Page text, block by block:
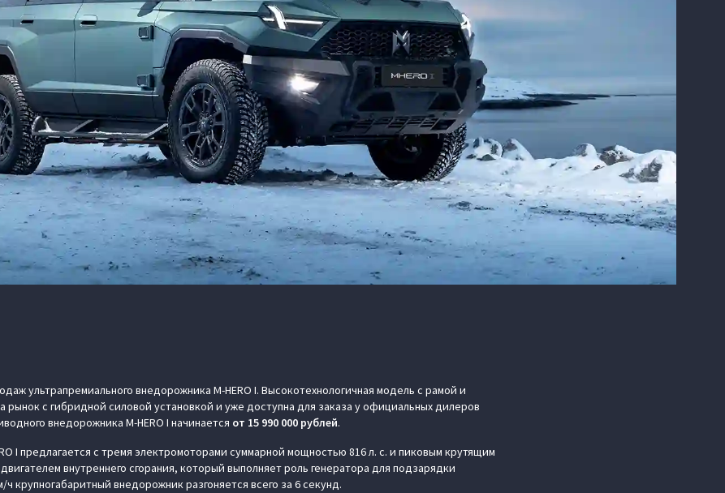
ультрапремиального внедорожника M-HERO I. Высокотехнологичная модель с рамой и
рынок с гибридной силовой установкой и уже доступна для заказа у официальных дилеров
внедорожника M‑HERO I начинается от 15 990 000 рублей.
I предлагается с тремя электромоторами суммарной мощностью 816 л. с. и пиковым крутящим
внутреннего сгорания, который выполняет роль генератора для подзарядки
крупногабаритный внедорожник разгоняется всего за 6 секунд.